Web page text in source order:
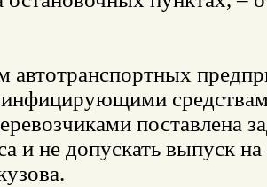
автотранспортных
поставлена
и не допускать выпуск